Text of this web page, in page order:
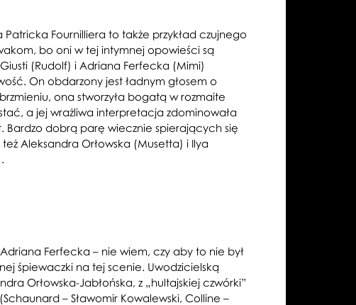
Fournilliera to także przykład czujnego
bo oni w tej intymnej opowieści są
(Rudolf) i Adriana Ferfecka (Mimi)
On obdarzony jest ładnym głosem o
ona stworzyła bogatą w rozmaite
a jej wrażliwa interpretacja zdominowała
Bardzo dobrą parę wiecznie spierających się
Aleksandra Orłowska (Musetta) i Ilya
Ferfecka – nie wiem, czy aby to nie był
śpiewaczki na tej scenie. Uwodzicielską
Orłowska-Jabłońska, z „hultajskiej czwórki”
– Sławomir Kowalewski, Colline –